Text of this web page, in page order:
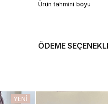
Ürün tahmini
ÖDEME
YENI